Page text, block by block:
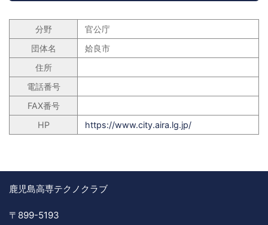
分野
官公庁
団体名
姶良市
住所
電話番号
FAX番号
HP
https://www.city.aira.lg.jp/
鹿児島高専テクノクラブ
〒899-5193